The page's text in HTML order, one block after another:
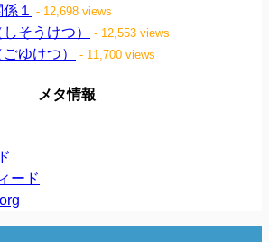
１ - 12,698 views
そうけつ） - 12,553 views
ゆけつ） - 11,700 views
メタ情報
ード